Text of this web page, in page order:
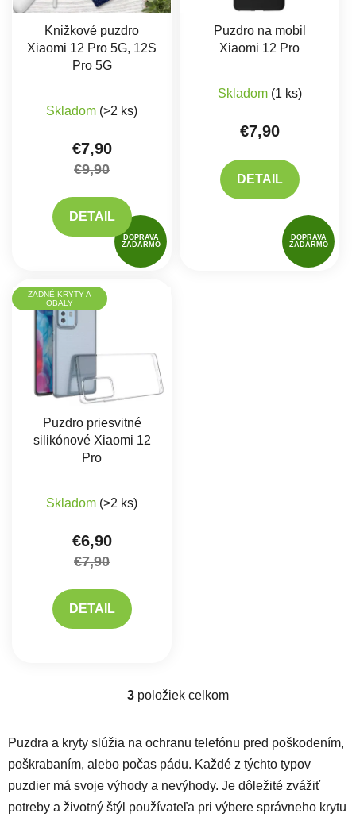
DOPRAVA
ZADARMO
Knižkové puzdro
Xiaomi 12 Pro 5G, 12S
Pro 5G
Skladom (>2 ks)
€7,90
€9,90
DETAIL
DOPRAVA
ZADARMO
Puzdro na mobil
Xiaomi 12 Pro
Skladom (1 ks)
€7,90
DETAIL
ZADNÉ KRYTY A
OBALY
Puzdro priesvitné
silikónové Xiaomi 12
Pro
Skladom (>2 ks)
€6,90
€7,90
DETAIL
Ovládacie prvky výpisu
3 položiek celkom
Puzdra a kryty slúžia na ochranu telefónu pred poškodením,
poškrabaním, alebo počas pádu. Každé z týchto typov
puzdier má svoje výhody a nevýhody. Je dôležité zvážiť
potreby a životný štýl používateľa pri výbere správneho krytu